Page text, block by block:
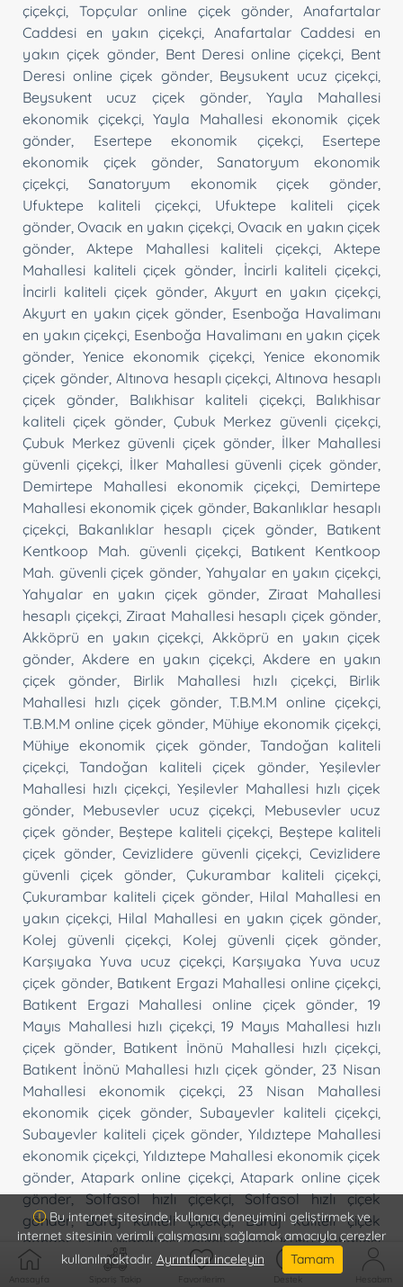
çiçekçi
Topçular online çiçek gönder ,Anafartalar
Caddesi en yakın çiçekçi
Anafartalar Caddesi en
yakın çiçek gönder, Bent Deresi online çiçekçi Bent
Deresi online çiçek gönder, Beysukent ucuz çiçekçi
Beysukent ucuz çiçek gönder
Yayla Mahallesi
ekonomik çiçekçi ,Yayla Mahallesi ekonomik çiçek
gönder
Esertepe ekonomik çiçekçi, Esertepe
ekonomik çiçek gönder
Sanatoryum ekonomik
çiçekçi
Sanatoryum ekonomik çiçek gönder
Ufuktepe kaliteli çiçekçi
Ufuktepe kaliteli çiçek
gönder ,Ovacık en yakın çiçekçi, Ovacık en yakın çiçek
gönder
Aktepe Mahallesi kaliteli çiçekçi ,Aktepe
Mahallesi kaliteli çiçek gönder
İncirli kaliteli çiçekçi
İncirli kaliteli çiçek gönder,Akyurt en yakın çiçekçi
Akyurt en yakın çiçek gönder Esenboğa Havalimanı
en yakın çiçekçi Esenboğa Havalimanı en yakın çiçek
gönder
Yenice ekonomik çiçekçi
Yenice ekonomik
çiçek gönder, Altınova hesaplı çiçekçi ,Altınova hesaplı
çiçek gönder
Balıkhisar kaliteli çiçekçi, Balıkhisar
kaliteli çiçek gönder, Çubuk Merkez güvenli çiçekçi
Çubuk Merkez güvenli çiçek gönder, İlker Mahallesi
güvenli çiçekçi, İlker Mahallesi güvenli çiçek gönder
Demirtepe Mahallesi ekonomik çiçekçi
Demirtepe
Mahallesi ekonomik çiçek gönder, Bakanlıklar hesaplı
çiçekçi
Bakanlıklar hesaplı çiçek gönder, Batıkent
Kentkoop Mah. güvenli çiçekçi
Batıkent Kentkoop
Mah. güvenli çiçek gönder Yahyalar en yakın çiçekçi
Yahyalar en yakın çiçek gönder, Ziraat Mahallesi
hesaplı çiçekçi, Ziraat Mahallesi hesaplı çiçek gönder
Akköprü en yakın çiçekçi
Akköprü en yakın çiçek
gönder ,Akdere en yakın çiçekçi,Akdere en yakın
çiçek gönder
Birlik Mahallesi hızlı çiçekçi, Birlik
Mahallesi hızlı çiçek gönder,T.B.M.M online çiçekçi
T.B.M.M online çiçek gönder Mühiye ekonomik çiçekçi
Mühiye ekonomik çiçek gönder
Tandoğan kaliteli
çiçekçi ,Tandoğan kaliteli çiçek gönder,Yeşilevler
Mahallesi hızlı çiçekçi Yeşilevler Mahallesi hızlı çiçek
gönder
Mebusevler ucuz çiçekçi
Mebusevler ucuz
çiçek gönder, Beştepe kaliteli çiçekçi Beştepe kaliteli
çiçek gönder,Cevizlidere güvenli çiçekçi ,Cevizlidere
güvenli çiçek gönder
Çukurambar kaliteli çiçekçi
Çukurambar kaliteli çiçek gönder Hilal Mahallesi en
yakın çiçekçi Hilal Mahallesi en yakın çiçek gönder
Kolej güvenli çiçekçi
Kolej güvenli çiçek gönder
Karşıyaka Yuva ucuz çiçekçi, Karşıyaka Yuva ucuz
çiçek gönder, Batıkent Ergazi Mahallesi online çiçekçi
Batıkent Ergazi Mahallesi online çiçek gönder ,19
Mayıs Mahallesi hızlı çiçekçi,19 Mayıs Mahallesi hızlı
çiçek gönder
Batıkent İnönü Mahallesi hızlı çiçekçi
Batıkent İnönü Mahallesi hızlı çiçek gönder, 23 Nisan
Mahallesi ekonomik çiçekçi, 23 Nisan Mahallesi
ekonomik çiçek gönder,Subayevler kaliteli çiçekçi
Subayevler kaliteli çiçek gönder ,Yıldıztepe Mahallesi
ekonomik çiçekçi Yıldıztepe Mahallesi ekonomik çiçek
gönder Atapark online çiçekçi, Atapark online çiçek
gönder,Solfasol hızlı çiçekçi,Solfasol hızlı çiçek
gönder,Baraj kaliteli çiçekçi,Baraj kaliteli çiçek
gönder,Kutlu Mahallesi kaliteli çiçekçi,Kutlu Mahallesi
kaliteli çiçek gönder,Şahap Gürler Mahallesi
Anasayfa Sipariş Takip Favorilerim Destek Hesabım
Bu internet sitesinde, kullanıcı deneyimini geliştirmek ve
internet sitesinin verimli çalışmasını sağlamak amacıyla çerezler
kullanılmaktadır. Ayrıntıları inceleyin Tamam